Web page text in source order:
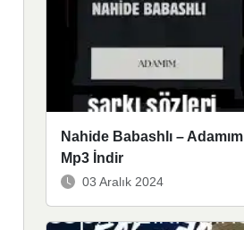
Nahide Babashlı – Adamım
Mp3 İndir
03 Aralık 2024